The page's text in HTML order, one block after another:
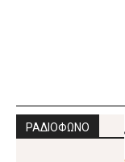
ΡΑΔΙΟΦΩΝΟ